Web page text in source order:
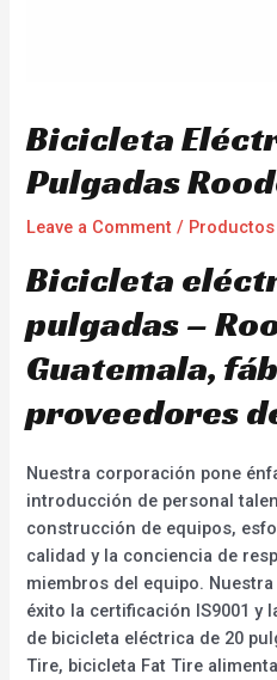
Bicicleta
Pulgadas
Leave a Comment / Productos
Bicicleta
pulgadas –
Guatemala,
proveedores
Nuestra corporación pone
introducción de personal
construcción de equipos,
calidad y la conciencia de
miembros del equipo.
éxito la certificación IS9001 y
de bicicleta eléctrica de 20
Tire, bicicleta Fat Tire